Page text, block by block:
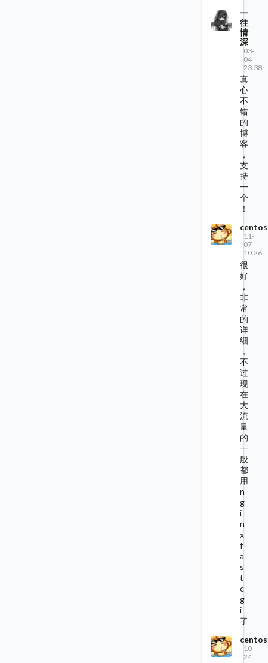
一
往
情
深
03-
04
23:38
真
心
不
错
的
博
客
，
支
持
一
个
！
centos
11-
07
10:26
很
好
，
非
常
的
详
细
，
不
过
现
在
大
流
量
的
一
般
都
用
n
g
i
n
x
f
a
s
t
c
g
i
了
centos
10-
24